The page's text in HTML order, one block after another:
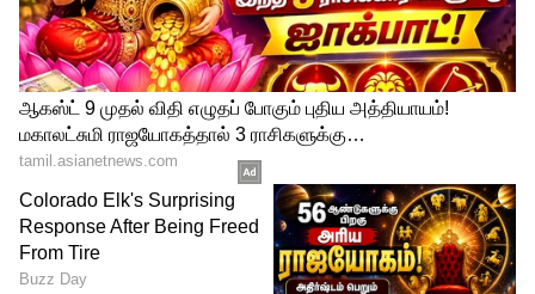
Image Credit :Gemini AI
சிம்ம ராசியினருக்குத் தன்னம்பிக்கை
அதிகரிக்கும் வாரம். வியாபாரத்தில் இருந்த